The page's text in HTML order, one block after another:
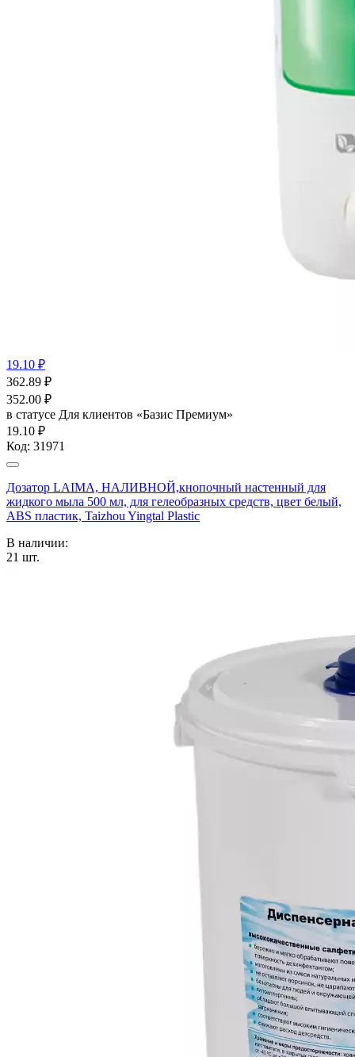
19.10 ₽
362.89 ₽
352.00 ₽
в статусе Для клиентов «Базис Премиум»
19.10 ₽
Код: 31971
Дозатор LAIMA, НАЛИВНОЙ,кнопочный настенный для
жидкого мыла 500 мл, для гелеобразных средств, цвет белый,
ABS пластик, Taizhou Yingtal Plastic
В наличии:
21 шт.